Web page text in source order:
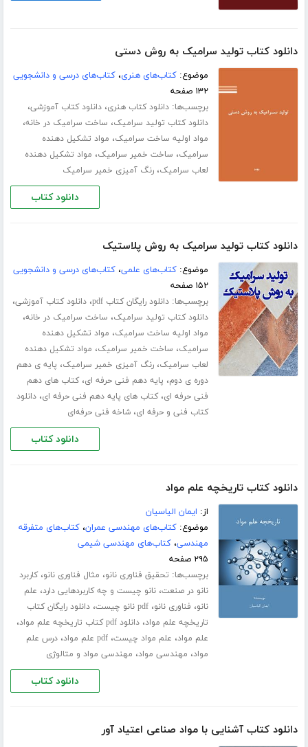
دانلود کتاب تولید سرامیک به روش دستی
موضوع:کتاب‌های هنری،کتاب‌های درسی و دانشجویی
۱۳۲ صفحه
برچسب‌ها:دانلود کتاب هنری،دانلود کتاب آموزشی،
دانلود کتاب تولید سرامیک، ساخت سرامیک در خانه،
مواد اولیه ساخت سرامیک، مواد تشکیل دهنده
سرامیک، ساخت خمیر سرامیک، مواد تشکیل دهنده
لعاب سرامیک،رنگ آمیزی خمیر سرامیک
دانلود کتاب
دانلود کتاب تولید سرامیک به روش پلاستیک
موضوع:کتاب‌های علمی،کتاب‌های درسی و دانشجویی
۱۵۲ صفحه
برچسب‌ها:دانلود رایگان کتاب pdf ،دانلود کتاب آموزشی،
دانلود کتاب تولید سرامیک، ساخت سرامیک در خانه،
مواد اولیه ساخت سرامیک، مواد تشکیل دهنده
سرامیک، ساخت خمیر سرامیک، مواد تشکیل دهنده
لعاب سرامیک،رنگ آمیزی خمیر سرامیک، پایه ی دهم
دوره ی دوم، پایه دهم فنی حرفه ای،کتاب های دهم
فنی حرفه ای،کتاب های پایه دهم فنی حرفه ای،دانلود
کتاب فنی و حرفه ای،شاخه فنی حرفه‌ای
دانلود کتاب
دانلود کتاب تاریخچه علم مواد
از: ایمان الیاسیان
موضوع:کتاب‌های مهندسی عمران،کتاب‌های متفرقه
مهندسی،کتاب‌های مهندسی شیمی
۲۹۵ صفحه
برچسب‌ها: تحقیق فناوری نانو، مثال فناوری نانو،کاربرد
نانو در صنعت،نانو چیست و چه کاربردهایی دارد، علم
نانو، فناوری نانو،pdf نانو چیست ،دانلود رایگان کتاب
تاریخچه علم مواد،دانلود pdf کتاب تاریخچه علم مواد ،
علم مواد، علم مواد چیست،pdf علم مواد ،درس علم
مواد، مهندسی مواد، مهندسی مواد و متالوژی
دانلود کتاب
دانلود کتاب آشنایی با مواد صناعی اعتیاد آور